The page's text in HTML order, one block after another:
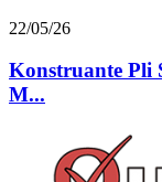
22/05/26
Konstruante Pli
M...